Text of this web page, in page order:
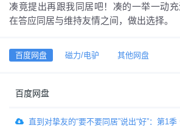
凑竟提出再跟我同居吧！凑的一举一动
在答应同居与维持友情之间，做出选择。
百度网盘 磁力/电驴 其他网盘
百度网盘
直到对挚友的“要不要同居”说出“好”：第1